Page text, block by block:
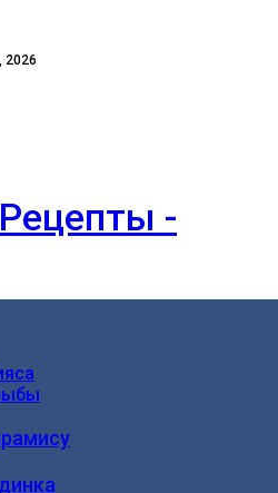
2026
Рецепты -